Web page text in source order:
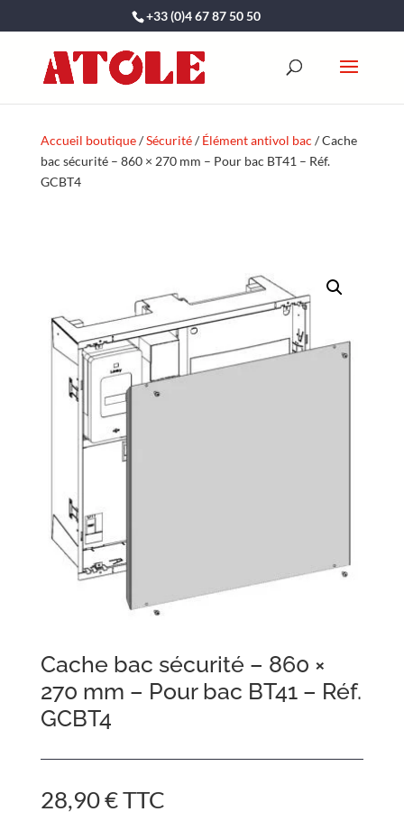
+33 (0)4 67 87 50 50
Accueil boutique/Sécurité/Élément antivol bac / Cache
bac sécurité – 860 × 270 mm – Pour bac BT41 – Réf.
GCBT4
Cache bac sécurité – 860 ×
270 mm – Pour bac BT41 – Réf.
GCBT4
28,90€TTC